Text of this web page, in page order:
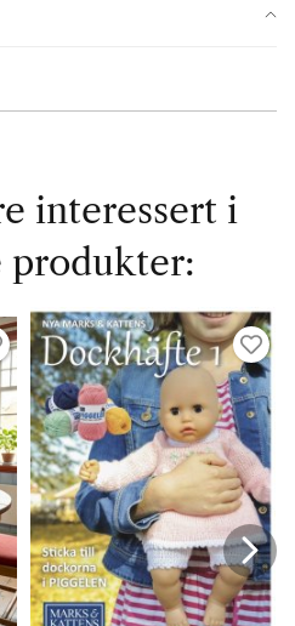
interessert i
produkter: